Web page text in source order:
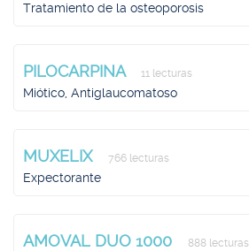
Tratamiento de la osteoporosis
PILOCARPINA 11 lecturas
Miótico, Antiglaucomatoso
MUXELIX 766 lecturas
Expectorante
AMOVAL DUO 1000 888 lecturas